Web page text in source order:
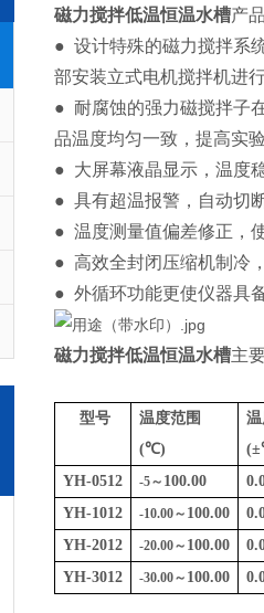
2025-02-14
2025-01-10
磁力搅拌低温恒温水槽产
● 设计特殊的磁力搅拌系
部安装立式电机搅拌机进
● 耐腐蚀的强力磁搅拌子
品温度均匀一致，提高实
● 大屏幕液晶显示，温度
● 具有超温报警，自动切
● 温度测量值偏差修正，
● 高效全封闭压缩机制冷
● 外循环功能更使仪器具
磁力搅拌低温恒温水槽主
型号
温度范围
(℃)
YH-0512
-5～ 100.00
YH-1012
-10.00～ 100.00
YH-2012
-20.00～ 100.00
YH-3012
-30.00～ 100.00